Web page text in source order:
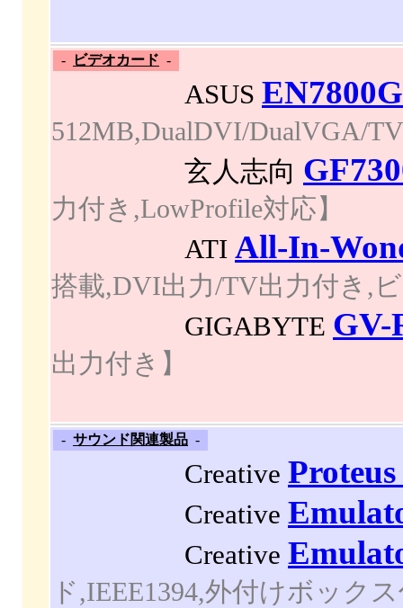
- ビデオカード -
ASUS
512MB,DualDVI/DualVGA/
玄人志向
力付き,LowProfile対応】
ATI All-In-
搭載,DVI出力/TV出力付き,
GIGABYTE GV-
出力付き】
- サウンド関連製品 -
Creative
Creative
Creative
ド,IEEE1394,外付けボック